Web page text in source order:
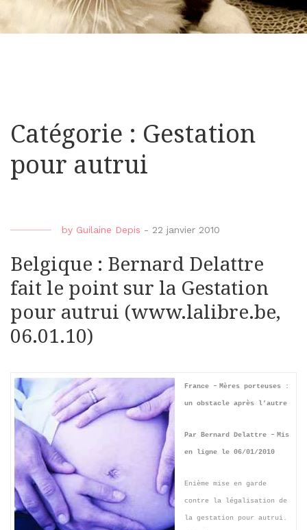
Catégorie : Gestation
pour autrui
by Guilaine Depis - 22 janvier 2010
Belgique : Bernard Delattre
fait le point sur la Gestation
pour autrui (www.lalibre.be,
06.01.10)
France – Mères porteuses :
un obstacle après l’autre
Par Bernard Delattre – Mis
en ligne le 06/01/2010
Enième mise en garde
contre la légalisation de
la gestation pour autrui.